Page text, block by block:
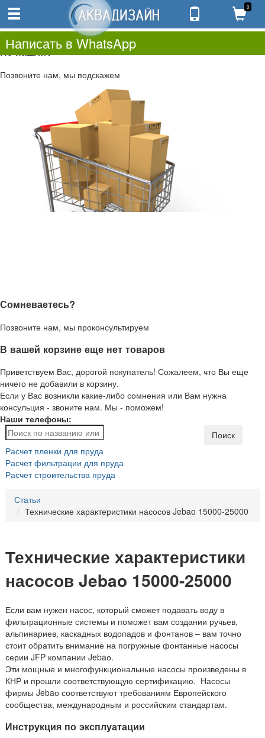
0.00
0
Не нашли?
Позвоните нам, мы подскажем
Сомневаетесь?
Позвоните нам, мы проконсультируем
В вашей корзине еще нет товаров
Приветствуем Вас, дорогой покупатель! Сожалеем, что Вы еще
ничего не добавили в корзину.
Если у Вас возникли какие-либо сомнения или Вам нужна
консульция - звоните нам. Мы - поможем!
Наши телефоны:
0
Написать в WhatsApp
Поиск
Расчет пленки для пруда
Расчет фильтрации для пруда
Расчет строительства пруда
Статьи
Технические характеристики насосов Jebao 15000-25000
Технические характеристики
насосов Jebao 15000-25000
Если вам нужен насос, который сможет подавать воду в
фильтрационные системы и поможет вам создании ручьев,
альпинариев, каскадных водопадов и фонтанов – вам точно
стоит обратить внимание на погружные фонтанные насосы
серии JFP компании Jebaо.
Эти мощные и многофункциональные насосы произведены в
КНР и прошли соответствующую сертификацию. Насосы
фирмы Jebaо соответствуют требованиям Европейского
сообщества, международным и российским стандартам.
Инструкция по эксплуатации